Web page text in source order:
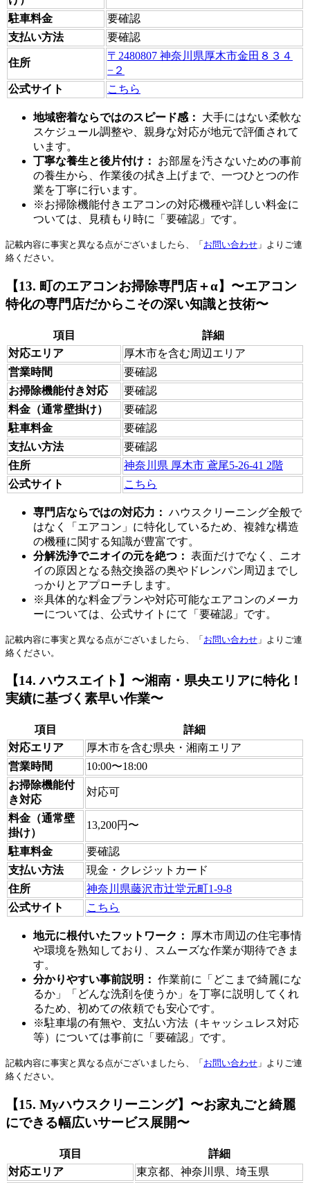
駐車料金
要確認
支払い方法
要確認
住所
〒2480807 神奈川県厚木市金田８３４
−２
公式サイト
こちら
地域密着ならではのスピード感：
大手にはない柔軟な
スケジュール調整や、親身な対応が地元で評価されて
います。
丁寧な養生と後片付け：
お部屋を汚さないための事前
の養生から、作業後の拭き上げまで、一つひとつの作
業を丁寧に行います。
※お掃除機能付きエアコンの対応機種や詳しい料金に
ついては、見積もり時に「要確認」です。
記載内容に事実と異なる点がございましたら、「 お問い合わせ 」よりご連
絡ください。
【13. 町のエアコンお掃除専門店＋α】〜エアコン
特化の専門店だからこその深い知識と技術〜
項目
詳細
対応エリア
厚木市を含む周辺エリア
営業時間
要確認
お掃除機能付き対応
要確認
料金（通常壁掛け）
要確認
駐車料金
要確認
支払い方法
要確認
住所
神奈川県 厚木市 鳶尾5-26-41 2階
公式サイト
こちら
専門店ならではの対応力： ハウスクリーニング全般で
はなく「エアコン」に特化しているため、複雑な構造
の機種に関する知識が豊富です。
分解洗浄でニオイの元を絶つ： 表面だけでなく、ニオ
イの原因となる熱交換器の奥やドレンパン周辺までし
っかりとアプローチします。
※具体的な料金プランや対応可能なエアコンのメーカ
ーについては、公式サイトにて「要確認」です。
記載内容に事実と異なる点がございましたら、「 お問い合わせ 」よりご連
絡ください。
【14. ハウスエイト】〜湘南・県央エリアに特化！
実績に基づく素早い作業〜
項目
詳細
対応エリア
厚木市を含む県央・湘南エリア
営業時間
10:00〜18:00
お掃除機能付
き対応
対応可
料金（通常壁
掛け）
13,200円〜
駐車料金
要確認
支払い方法
現金・クレジットカード
住所
神奈川県藤沢市辻堂元町1-9-8
公式サイト
こちら
地元に根付いたフットワーク：
厚木市周辺の住宅事情
や環境を熟知しており、スムーズな作業が期待できま
す。
分かりやすい事前説明： 作業前に「どこまで綺麗にな
るか」「どんな洗剤を使うか」を丁寧に説明してくれ
るため、初めての依頼でも安心です。
※駐車場の有無や、支払い方法（キャッシュレス対応
等）については事前に「要確認」です。
記載内容に事実と異なる点がございましたら、「 お問い合わせ 」よりご連
絡ください。
【15. Myハウスクリーニング】〜お家丸ごと綺麗
にできる幅広いサービス展開〜
項目
詳細
対応エリア
東京都、神奈川県、埼玉県